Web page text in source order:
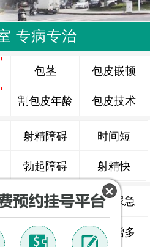
专病专治
包茎
割包皮年龄
包皮嵌顿
包皮技术
射精障碍
勃起障碍
时间短
射精快
前列腺痛 尿频尿急
排尿不畅 夜尿增多